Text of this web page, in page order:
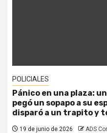
POLICIALES
Pánico en una plaza:
pegó un sopapo a su
disparó a un trapito y
19 de junio de 2026 ADS